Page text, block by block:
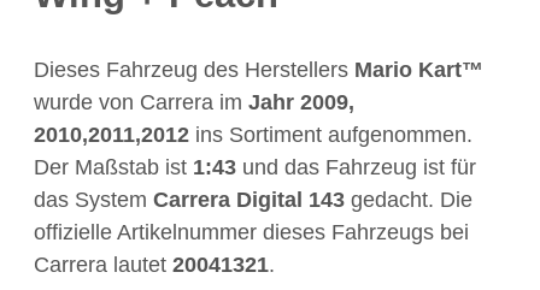
Dieses Fahrzeug des Herstellers Mario Kart™
wurde von Carrera im Jahr 2009,
2010,2011,2012 ins Sortiment aufgenommen.
Der Maßstab ist 1:43 und das Fahrzeug ist für
das System Carrera Digital 143 gedacht. Die
offizielle Artikelnummer dieses Fahrzeugs bei
Carrera lautet 20041321.